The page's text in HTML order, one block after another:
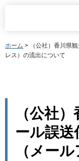
ホーム > （公社）香川県
レス）の流出について
（公社
ール誤送
（メー